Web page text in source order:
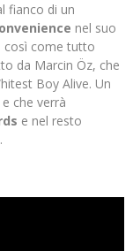
fianco di un
nel suo
così come tutto
da Marcin Öz, che
Boy Alive. Un
che verrà
e nel resto